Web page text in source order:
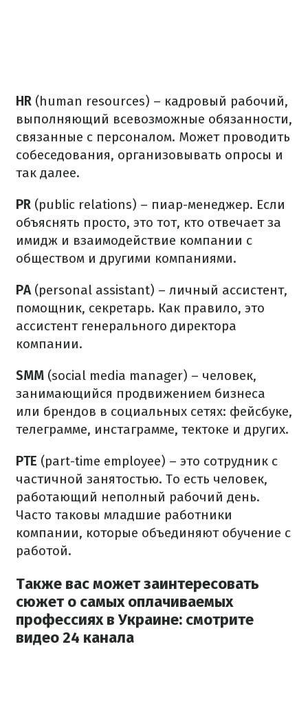
HR (human resources) – кадровый рабочий,
выполняющий всевозможные обязанности,
связанные с персоналом. Может проводить
собеседования, организовывать опросы и
так далее.
PR (public relations) – пиар-менеджер. Если
объяснять просто, это тот, кто отвечает за
имидж и взаимодействие компании с
обществом и другими компаниями.
PA(personal assistant) – личный ассистент,
помощник, секретарь. Как правило, это
ассистент генерального директора
компании.
SMM (social media manager) – человек,
занимающийся продвижением бизнеса
или брендов в социальных сетях: фейсбуке,
телеграмме, инстаграмме, тектоке и других.
PTE (part-time employee) – это сотрудник с
частичной занятостью. То есть человек,
работающий неполный рабочий день.
Часто таковы младшие работники
компании, которые объединяют обучение с
работой.
Также вас может заинтересовать
сюжет о самых оплачиваемых
профессиях в Украине: смотрите
видео 24 канала